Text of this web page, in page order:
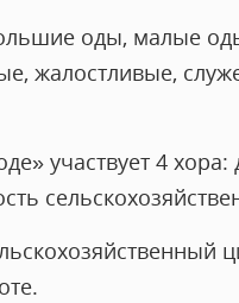
оды, малые
жалостливые,
участвует 4